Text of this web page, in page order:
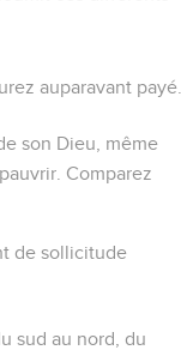
auparavant payé.
son Dieu, même
Comparez
de sollicitude
sud au nord, du